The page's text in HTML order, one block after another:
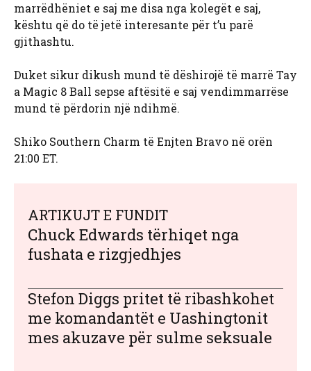
marrëdhëniet e saj me disa nga kolegët e saj,
kështu që do të jetë interesante për t’u parë
gjithashtu.
Duket sikur dikush mund të dëshirojë të marrë Tay
a Magic 8 Ball sepse aftësitë e saj vendimmarrëse
mund të përdorin një ndihmë.
Shiko Southern Charm të Enjten Bravo në orën
21:00 ET.
ARTIKUJT E FUNDIT
Chuck Edwards tërhiqet nga
fushata e rizgjedhjes
Stefon Diggs pritet të ribashkohet
me komandantët e Uashingtonit
mes akuzave për sulme seksuale